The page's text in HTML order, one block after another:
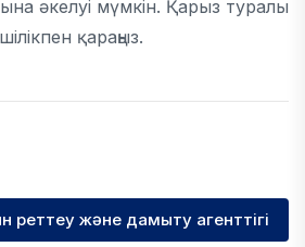
әкелуі мүмкін. Қарыз туралы
қараңыз.
реттеу және дамыту агенттігі